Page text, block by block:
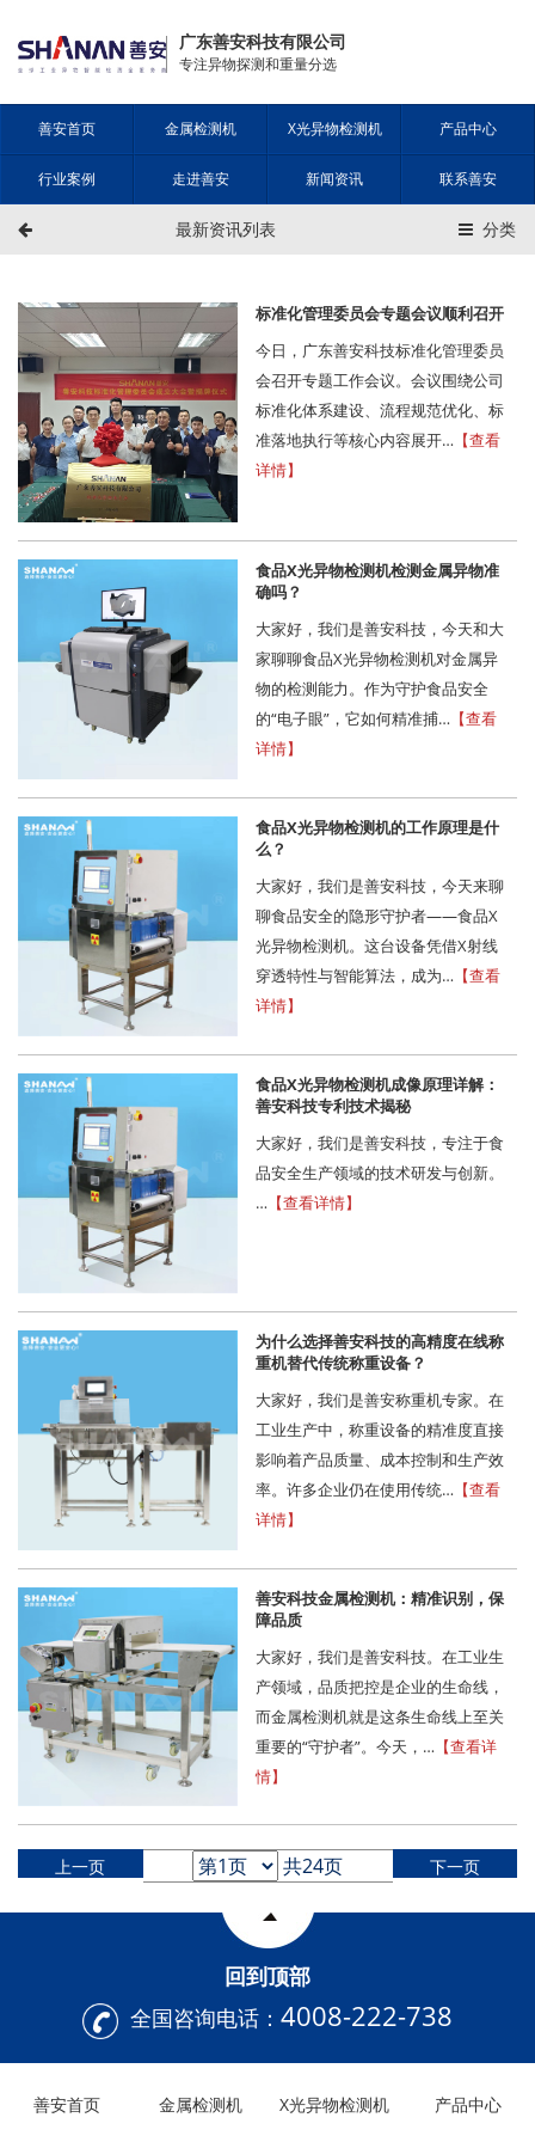
广东善安科技有限公司
专注异物探测和重量分选
善安首页 金属检测机 X光异物检测机 产品中心
行业案例 走进善安 新闻资讯 联系善安
最新资讯列表 分类
标准化管理委员会专题会议顺利召开
今日，广东善安科技标准化管理委员
会召开专题工作会议。会议围绕公司
标准化体系建设、流程规范优化、标
准落地执行等核心内容展开… 【查看
详情】
食品X光异物检测机检测金属异物准
确吗？
大家好，我们是善安科技，今天和大
家聊聊食品X光异物检测机对金属异
物的检测能力。作为守护食品安全
的“电子眼”，它如何精准捕… 【查看
详情】
食品X光异物检测机的工作原理是什
么？
大家好，我们是善安科技，今天来聊
聊食品安全的隐形守护者——食品X
光异物检测机。这台设备凭借X射线
穿透特性与智能算法，成为… 【查看
详情】
食品X光异物检测机成像原理详解：
善安科技专利技术揭秘
大家好，我们是善安科技，专注于食
品安全生产领域的技术研发与创新。
… 【查看详情】
为什么选择善安科技的高精度在线称
重机替代传统称重设备？
大家好，我们是善安称重机专家。在
工业生产中，称重设备的精准度直接
影响着产品质量、成本控制和生产效
率。许多企业仍在使用传统… 【查看
详情】
善安科技金属检测机：精准识别，保
障品质
大家好，我们是善安科技。在工业生
产领域，品质把控是企业的生命线，
而金属检测机就是这条生命线上至关
重要的“守护者”。今天，… 【查看详
情】
上一页 共24页 下一页
回到顶部
全国咨询电话： 4008-222-738
善安首页 金属检测机 X光异物检测机 产品中心